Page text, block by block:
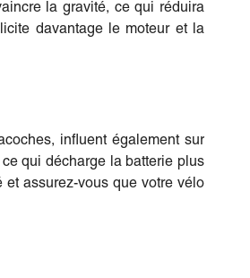
la gravité, ce qui réduira
davantage le moteur et la
influent également sur
qui décharge la batterie plus
et assurez-vous que votre vélo